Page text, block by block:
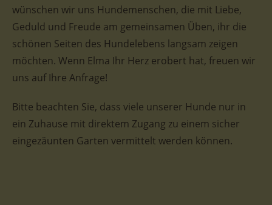
wünschen wir uns Hundemenschen, die mit Liebe,
Geduld und Freude am gemeinsamen Üben, ihr die
schönen Seiten des Hundelebens langsam zeigen
möchten. Wenn Elma Ihr Herz erobert hat, freuen wir
uns auf Ihre Anfrage!
Bitte beachten Sie, dass viele unserer Hunde nur in
ein Zuhause mit direktem Zugang zu einem sicher
eingezäunten Garten vermittelt werden können.